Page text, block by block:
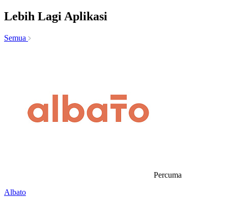
Lebih Lagi Aplikasi
Semua
Percuma
Albato